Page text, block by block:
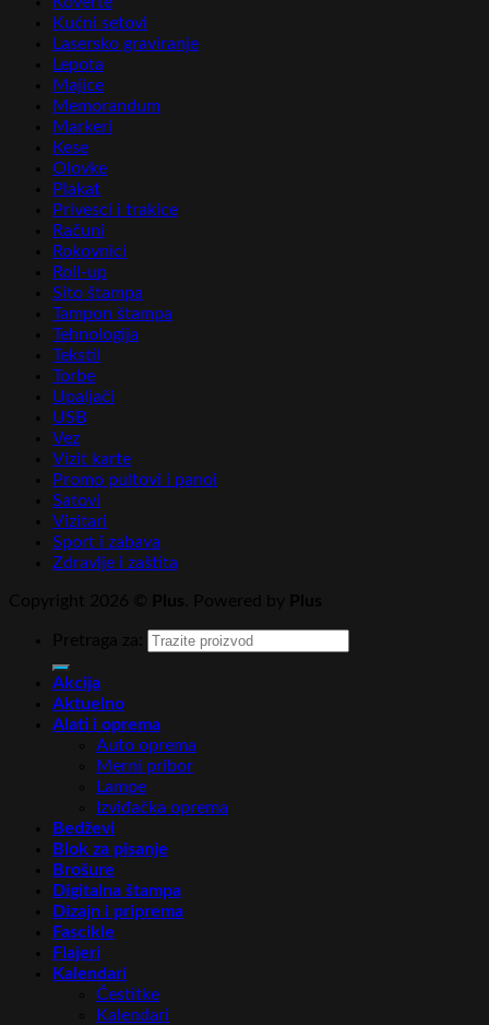
Kućni setovi
Lasersko graviranje
Lepota
Majice
Memorandum
Markeri
Kese
Olovke
Plakat
Privesci i trakice
Računi
Rokovnici
Roll-up
Sito štampa
Tampon štampa
Tehnologija
Tekstil
Torbe
Upaljači
USB
Vez
Vizit karte
Promo pultovi i panoi
Satovi
Vizitari
Sport i zabava
Zdravlje i zaštita
Akcija
Aktuelno
Alati i oprema
Auto oprema
Merni pribor
Lampe
Izviđačka oprema
Bedževi
Blok za pisanje
Brošure
Digitalna štampa
Dizajn i priprema
Fascikle
Flajeri
Kalendari
Čestitke
Kalendari